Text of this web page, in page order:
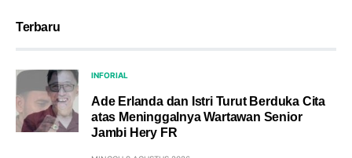
Terbaru
INFORIAL
Ade Erlanda dan Istri Turut Berduka Cita
atas Meninggalnya Wartawan Senior
Jambi Hery FR